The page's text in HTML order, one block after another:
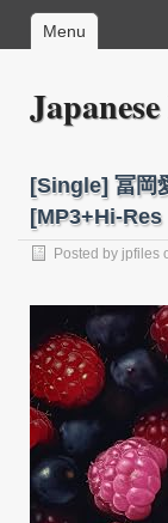
Menu
[Single] 冨岡
[MP3+Hi-
Posted by jpfiles